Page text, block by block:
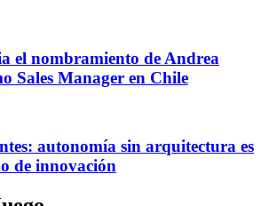
el nombramiento de Andrea
Sales Manager en Chile
autonomía sin arquitectura es
de innovación